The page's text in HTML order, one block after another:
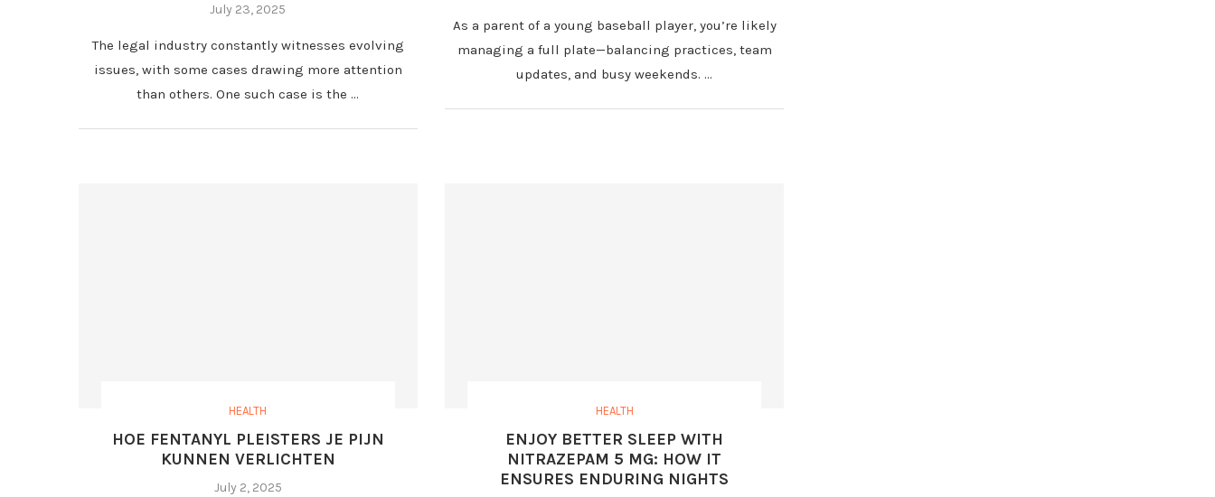
July 23, 2025
The legal industry constantly witnesses evolving
issues, with some cases drawing more attention
than others. One such case is the …
As a parent of a young baseball player, you’re likely
managing a full plate—balancing practices, team
updates, and busy weekends. …
HEALTH
HOE FENTANYL PLEISTERS JE PIJN
KUNNEN VERLICHTEN
July 2, 2025
HEALTH
ENJOY BETTER SLEEP WITH
NITRAZEPAM 5 MG: HOW IT
ENSURES ENDURING NIGHTS